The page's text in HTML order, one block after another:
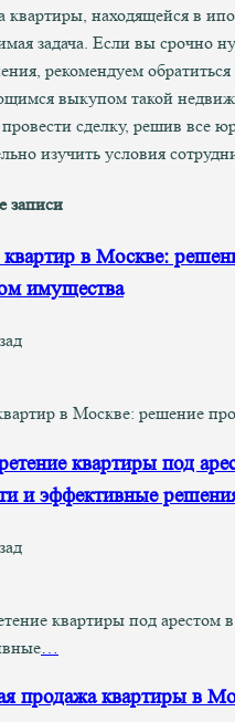
квартиры, находящейся в
задача. Если вы срочно
рекомендуем
выкупом такой
сделку, решив все
изучить условия
записи
в Москве:
имущества
в Москве: решение
квартиры под
и эффективные
квартиры под арестом
продажа квартиры в